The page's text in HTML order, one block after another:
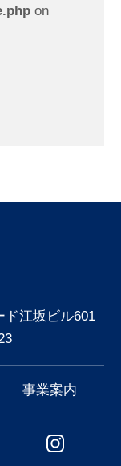
on
ド江坂ビル601
事業案内